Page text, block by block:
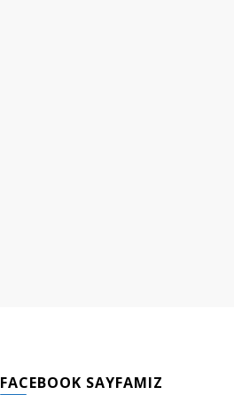
FACEBOOK SAYFAMIZ